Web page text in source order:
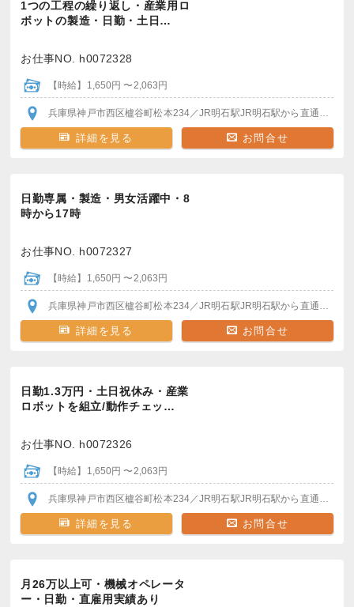
1つの工程の繰り返し・産業用ロ
ボットの製造・日勤・土日…
お仕事NO. h0072328
【時給】1,650円 〜2,063円
兵庫県神戸市西区櫨谷町松本234／JR明石駅JR明石駅から直通バスで20分程度
詳細を見る お問合せ
日勤専属・製造・男女活躍中・8
時から17時
お仕事NO. h0072327
【時給】1,650円 〜2,063円
兵庫県神戸市西区櫨谷町松本234／JR明石駅JR明石駅から直通バスで20分程度
詳細を見る お問合せ
日勤1.3万円・土日祝休み・産業
ロボットを組立/動作チェッ…
お仕事NO. h0072326
【時給】1,650円 〜2,063円
兵庫県神戸市西区櫨谷町松本234／JR明石駅JR明石駅から直通バスで20分程度
詳細を見る お問合せ
月26万以上可・機械オペレータ
ー・日勤・直雇用実績あり